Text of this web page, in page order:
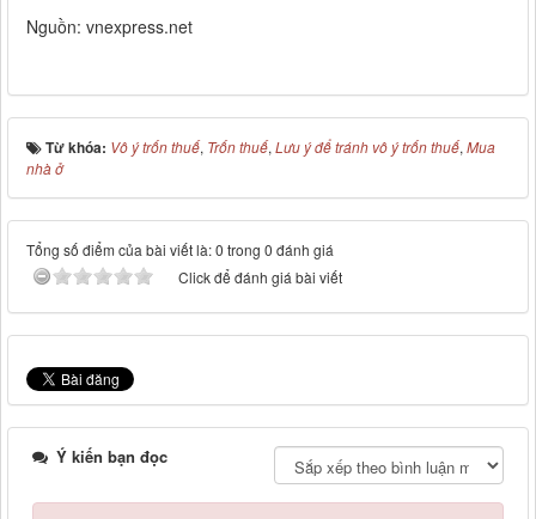
Nguồn: vnexpress.net
Từ khóa: Vô ý trốn thuế, Trốn thuế, Lưu ý để tránh vô ý trốn thuế, Mua
nhà ở
Tổng số điểm của bài viết là: 0 trong 0 đánh giá
Click để đánh giá bài viết
Ý kiến bạn đọc